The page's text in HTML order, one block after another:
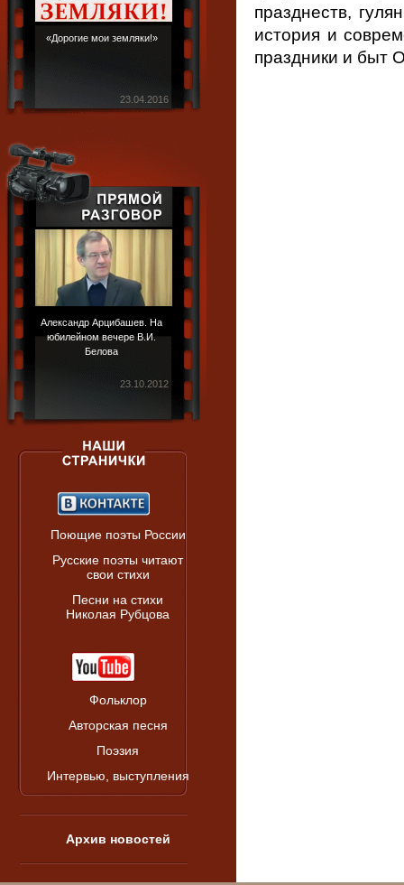
«Дорогие мои земляки!»
23.04.2016
Александр Арцибашев. На
юбилейном вечере В.И.
Белова
23.10.2012
Поющие поэты России
Русские поэты читают
свои стихи
Песни на стихи
Николая Рубцова
Фольклор
Авторская песня
Поэзия
Интервью, выступления
Архив новостей
празднеств,
история и
праздники и быт